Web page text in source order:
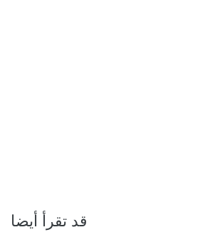
قد تقرأ أيضا